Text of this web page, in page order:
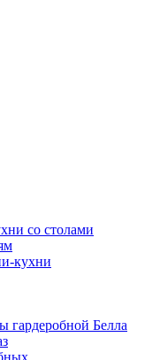
со столами
кухни
гардеробной Белла